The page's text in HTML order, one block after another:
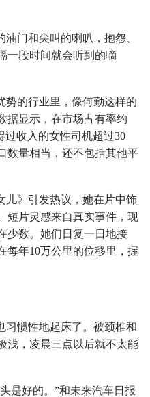
门和尖叫的喇叭，抱怨、
一段时间就会听到的嘀
势的行业里，像何勤这样的
据显示，在市场占有率约
过收入的女性司机超过30
数量相当，还不包括其他平
儿》引发热议，她在片中饰
短片灵感来自真实事件，现
少数。她们日复一日地接
每年10万公里的位移里，握
习惯性地起床了。被颈椎和
浅，凌晨三点以后就不太能
是好的。”和未来汽车日报